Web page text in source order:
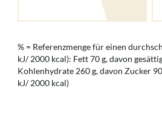
% = Referenzmenge für einen
kJ/ 2000 kcal): Fett 70 g, davon
Kohlenhydrate 260 g, davon Zucker
kJ/ 2000 kcal)